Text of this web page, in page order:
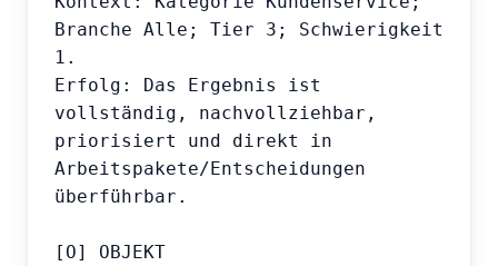
Branche Alle; Tier 3; Schwierigkeit
1.
Erfolg: Das Ergebnis ist
vollständig, nachvollziehbar,
priorisiert und direkt in
Arbeitspakete/Entscheidungen
überführbar.
[O] OBJEKT